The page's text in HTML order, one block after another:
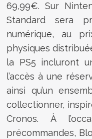
69,99€. Sur
Standard sera
numérique, au
physiques
la PS5 incluront
l’accès à une
ainsi qu’un
collectionner,
Cronos. À
précommandes,